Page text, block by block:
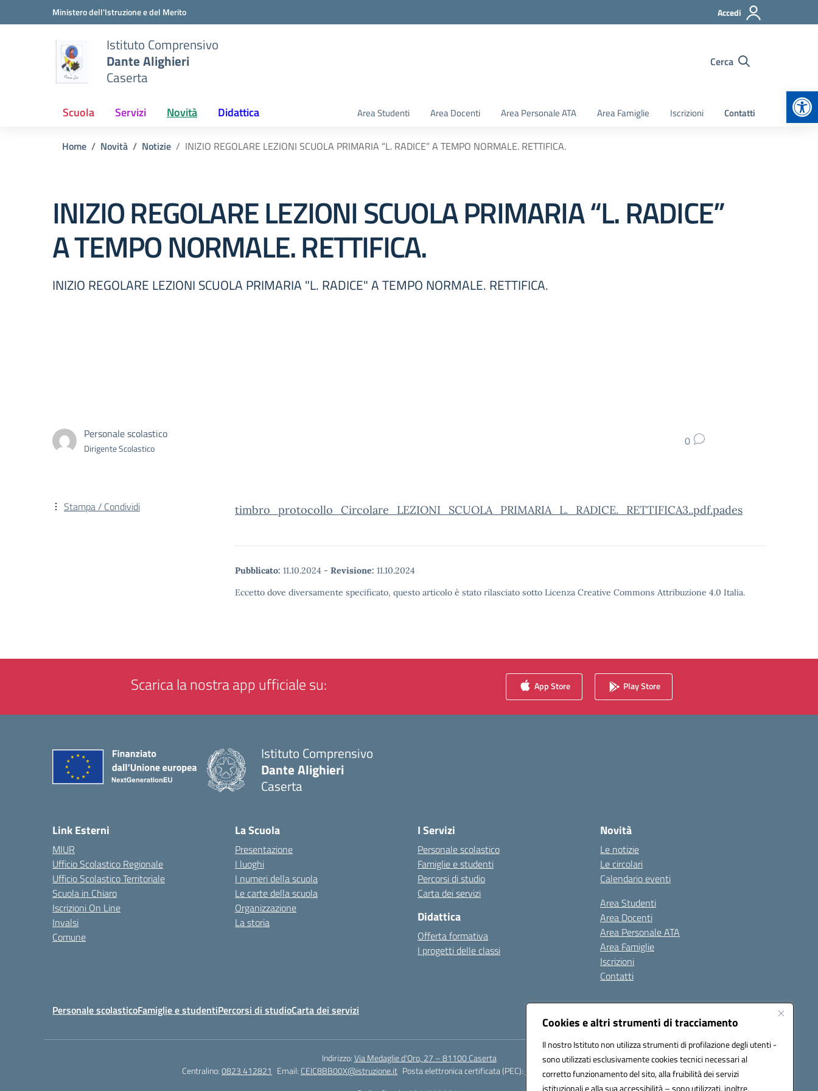
Cookies e altri strumenti di tracciamento
Il nostro Istituto non utilizza strumenti di profilazione degli utenti -
sono utilizzati esclusivamente cookies tecnici necessari al
corretto funzionamento del sito, alla fruibilità dei servizi
istituzionali e alla sua accessibilità – sono utilizzati, inoltre,
Vai ai contenuti
Vai al menu di navigazioneMinistero dell'Istruzione e del Merito Accedi
Istituto Comprensivo
Dante Alighieri
Caserta
Cerca
Scuola Servizi Novità Didattica Area Studenti Area Docenti Area Personale ATA Area Famiglie Iscrizioni Contatti
Home Novità Notizie INIZIO REGOLARE LEZIONI SCUOLA PRIMARIA “L. RADICE” A TEMPO NORMALE. RETTIFICA.
INIZIO REGOLARE LEZIONI SCUOLA PRIMARIA “L. RADICE”
A TEMPO NORMALE. RETTIFICA.
INIZIO REGOLARE LEZIONI SCUOLA PRIMARIA "L. RADICE" A TEMPO NORMALE. RETTIFICA.
Personale scolastico
Dirigente Scolastico 0
timbro_protocollo_Circolare_LEZIONI_SCUOLA_PRIMARIA_L._RADICE._RETTIFICA3..pdf.pades
Pubblicato: 11.10.2024 - Revisione: 11.10.2024
Eccetto dove diversamente specificato, questo articolo è stato rilasciato sotto Licenza Creative Commons Attribuzione 4.0 Italia.
Stampa / Condividi
Scarica la nostra app ufficiale su: App Store Play Store
Istituto Comprensivo
Dante Alighieri
Caserta
Link Esterni
MIUR
Ufficio Scolastico Regionale
Ufficio Scolastico Territoriale
Scuola in Chiaro
Iscrizioni On Line
Invalsi
Comune
La Scuola
Presentazione
I luoghi
I numeri della scuola
Le carte della scuola
Organizzazione
La storia
I Servizi
Personale scolastico
Famiglie e studenti
Percorsi di studio
Carta dei servizi
Didattica
Offerta formativa
I progetti delle classi
Novità
Le notizie
Le circolari
Calendario eventi
Area Studenti
Area Docenti
Area Personale ATA
Area Famiglie
Iscrizioni
Contatti
Personale scolasticoFamiglie e studentiPercorsi di studioCarta dei servizi
Indirizzo:Via Medaglie d'Oro, 27 – 81100 Caserta
Centralino:0823 412821 Email: CEIC8BB00X@istruzione.it Posta elettronica certificata (PEC):
CEIC8BB00X@pec.istruzione.it